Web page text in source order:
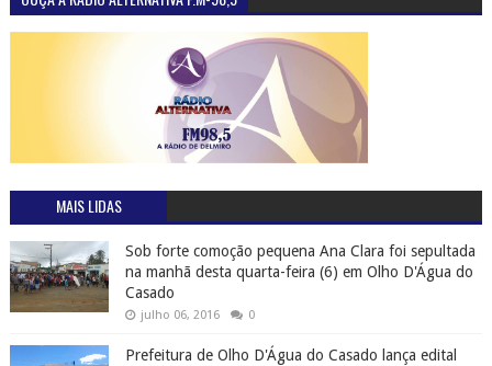
MAIS LIDAS
Sob forte comoção pequena Ana Clara foi sepultada
na manhã desta quarta-feira (6) em Olho D'Água do
Casado
julho 06, 2016 0
Prefeitura de Olho D'Água do Casado lança edital